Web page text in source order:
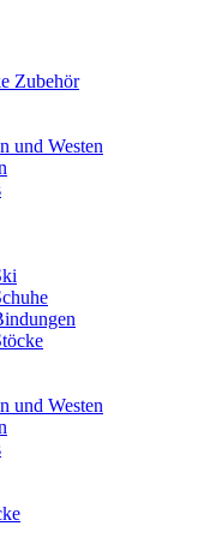
Zubehör
und Westen
und Westen